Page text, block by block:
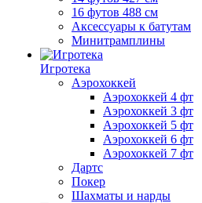
16 футов 488 см
Аксессуары к батутам
Минитрамплины
Игротека
Аэрохоккей
Аэрохоккей 4 фт
Аэрохоккей 3 фт
Аэрохоккей 5 фт
Аэрохоккей 6 фт
Аэрохоккей 7 фт
Дартс
Покер
Шахматы и нарды